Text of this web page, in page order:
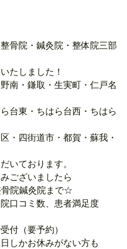
骨院・鍼灸院・整体院三部
たしました！
南・鎌取・生実町・仁戸名
台東・ちはら台西・ちはら
・四街道市・都賀・蘇我・
いております。
ございましたら
院鍼灸院まで☆
口コミ数、患者満足度
付（要予約）
しかお休みがない方も